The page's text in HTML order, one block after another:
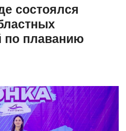
состоялся
по плаванию